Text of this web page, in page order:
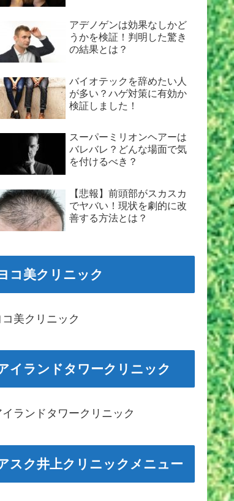
アデノゲンは効果なしかど
うかを検証！判明した驚き
の結果とは？
バイオテックを辞めたい人
が多い？ハゲ対策に有効か
検証しました！
スーパーミリオンヘアーは
バレバレ？どんな場面で気
を付けるべき？
【悲報】前頭部がスカスカ
でヤバい！現状を劇的に改
善する方法とは？
コ美クリニック
コ美クリニック
イランドタワークリニック
イランドタワークリニック
スク井上クリニックメニュー